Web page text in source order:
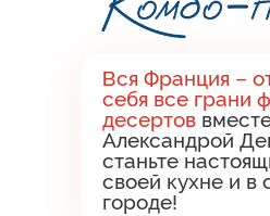
Вся Франция –
себя все грани
десертов
Александрой
станьте
своей кухне и в
городе!